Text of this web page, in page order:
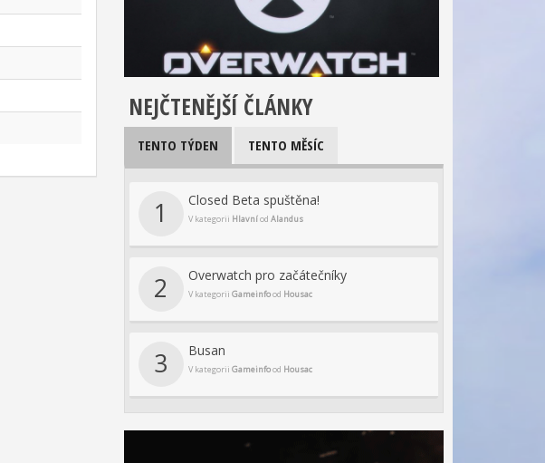
NEJČTENĚJŠÍ ČLÁNKY
TENTO TÝDEN TENTO MĚSÍC
1 Closed Beta spuštěna!
V kategorii Hlavníod Alandus
2 Overwatch pro začátečníky
V kategorii Gameinfood Housac
3 Busan
V kategorii Gameinfood Housac